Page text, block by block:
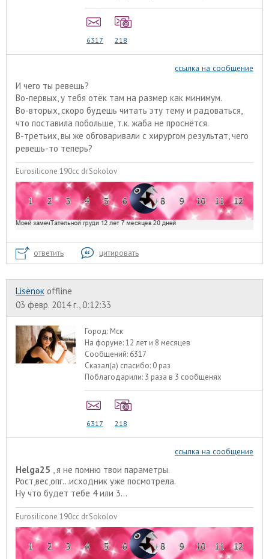
6317 218
ссылка на сообщение
И чего ты ревешь?
Во-первых, у тебя отёк там на размер как минимум.
Во-вторых, скоро будешь читать эту тему и радоваться,
что поставила побольше, т.к. жаба не проснётся.
В-третьих, вы же обговаривали с хирургом результат, чего
ревешь-то теперь?
Eurosilicone 190cc dr.Sokolov
ответить цитировать
Lisёnок offline
03 февр. 2014 г., 0:12:33
Город: Мск
На форуме:12 лет и 8 месяцев
Сообщений: 6317
Сказал(а) спасибо: 0 раз
Поблагодарили: 3 раза в 3 сообщенях
6317 218
ссылка на сообщение
Helga25 , я не помню твои параметры.
Рост,вес,опг...исходник уже посмотрела.
Ну что будет тебе 4 или 3...
Eurosilicone 190cc dr.Sokolov